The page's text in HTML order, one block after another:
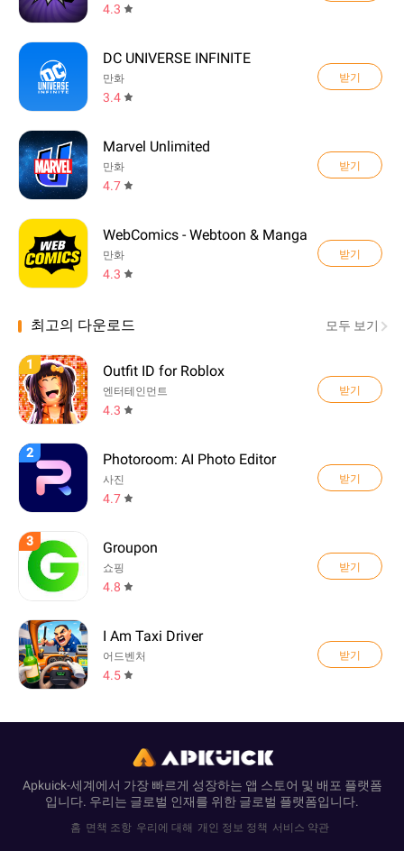
4.3
DC UNIVERSE INFINITE
만화
3.4
받기
Marvel Unlimited
만화
4.7
받기
WebComics - Webtoon & Manga
만화
4.3
받기
최고의 다운로드 모두 보기
1 Outfit ID for Roblox
엔터테인먼트
4.3
받기
2 Photoroom: AI Photo Editor
사진
4.7
받기
3 Groupon
쇼핑
4.8
받기
I Am Taxi Driver
어드벤처
4.5
받기
Apkuick-세계에서 가장 빠르게 성장하는 앱 스토어 및 배포 플랫폼
입니다. 우리는 글로벌 인재를 위한 글로벌 플랫폼입니다.
홈 면책 조항 우리에 대해 개인 정보 정책 서비스 약관